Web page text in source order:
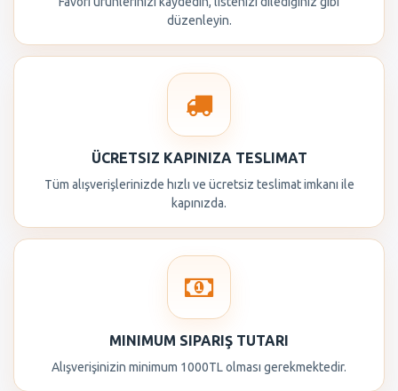
düzenleyin.
ÜCRETSIZ KAPINIZA TESLIMAT
Tüm alışverişlerinizde hızlı ve ücretsiz teslimat imkanı ile
kapınızda.
MINIMUM SIPARIŞ TUTARI
Alışverişinizin minimum 1000TL olması gerekmektedir.